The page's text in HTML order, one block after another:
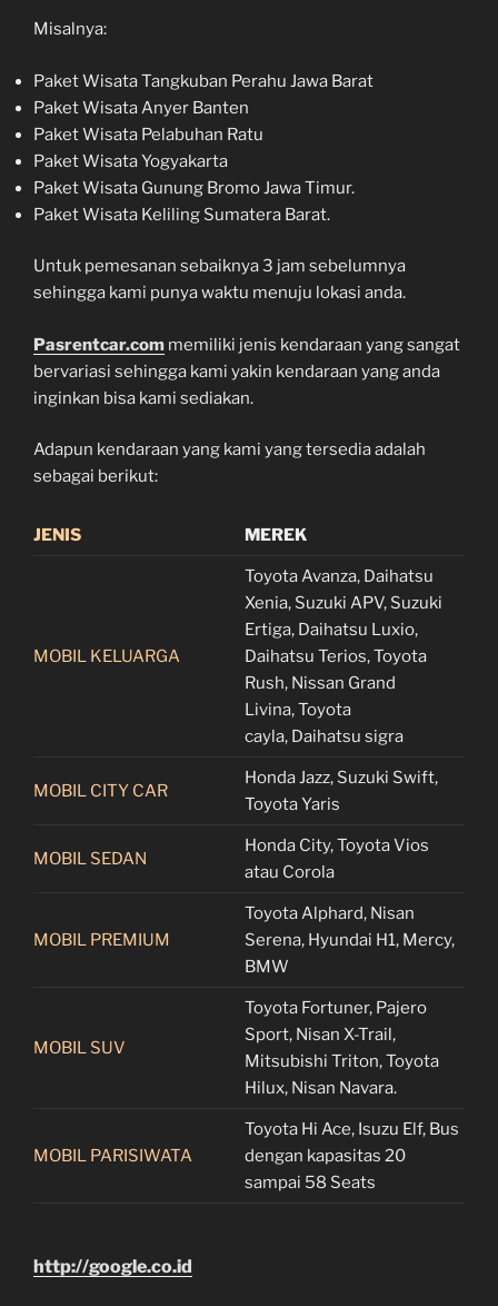
Misalnya:
Paket Wisata Tangkuban Perahu Jawa Barat
Paket Wisata Anyer Banten
Paket Wisata Pelabuhan Ratu
Paket Wisata Yogyakarta
Paket Wisata Gunung Bromo Jawa Timur.
Paket Wisata Keliling Sumatera Barat.
Untuk pemesanan sebaiknya 3 jam sebelumnya
sehingga kami punya waktu menuju lokasi anda.
Pasrentcar.com memiliki jenis kendaraan yang sangat
bervariasi sehingga kami yakin kendaraan yang anda
inginkan bisa kami sediakan.
Adapun kendaraan yang kami yang tersedia adalah
sebagai berikut:
JENIS MEREK
MOBIL KELUARGA
Toyota Avanza, Daihatsu
Xenia, Suzuki APV, Suzuki
Ertiga, Daihatsu Luxio,
Daihatsu Terios, Toyota
Rush, Nissan Grand
Livina, Toyota
cayla, Daihatsu sigra
MOBIL CITY CAR
Honda Jazz, Suzuki Swift,
Toyota Yaris
MOBIL SEDAN
Honda City, Toyota Vios
atau Corola
MOBIL PREMIUM
Toyota Alphard, Nisan
Serena, Hyundai H1, Mercy,
BMW
MOBIL SUV
Toyota Fortuner, Pajero
Sport, Nisan X-Trail,
Mitsubishi Triton, Toyota
Hilux, Nisan Navara.
MOBIL PARISIWATA
Toyota Hi Ace, Isuzu Elf, Bus
dengan kapasitas 20
sampai 58 Seats
http://google.co.id